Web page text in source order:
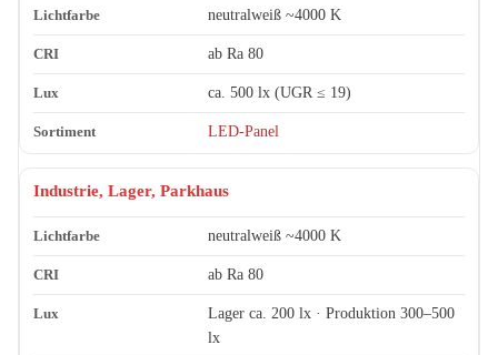
neutralweiß ~4000 K
ab Ra 80
ca. 500 lx (UGR ≤ 19)
LED-Panel
Industrie, Lager, Parkhaus
neutralweiß ~4000 K
ab Ra 80
Lager ca. 200 lx · Produktion 300–500
lx